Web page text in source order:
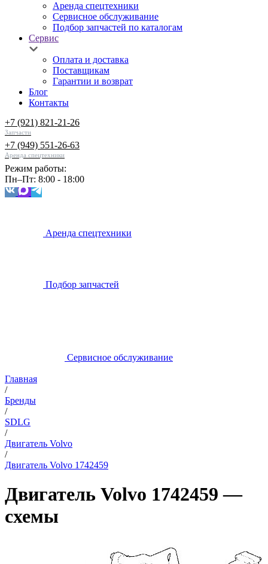
Аренда спецтехники
Сервисное обслуживание
Подбор запчастей по каталогам
Сервис
Оплата и доставка
Поставщикам
Гарантии и возврат
Блог
Контакты
+7 (921) 821-21-26
Запчасти
+7 (949) 551-26-63
Аренда спецтехники
Режим работы:
Пн–Пт: 8:00 - 18:00
Аренда спецтехники
Подбор запчастей
Сервисное обслуживание
Главная
/
Бренды
/
SDLG
/
Двигатель Volvo
/
Двигатель Volvo 1742459
Двигатель Volvo 1742459 —
схемы